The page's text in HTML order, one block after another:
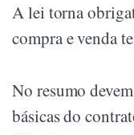
A lei torna
compra e venda
No resumo
básicas do